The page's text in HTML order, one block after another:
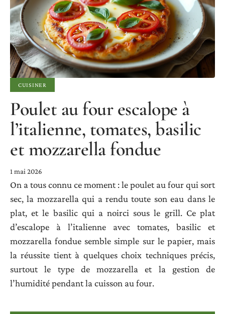
CUISINER
Poulet au four escalope à
l’italienne, tomates, basilic
et mozzarella fondue
1 mai 2026
On a tous connu ce moment : le poulet au four qui sort
sec, la mozzarella qui a rendu toute son eau dans le
plat, et le basilic qui a noirci sous le grill. Ce plat
d’escalope à l’italienne avec tomates, basilic et
mozzarella fondue semble simple sur le papier, mais
la réussite tient à quelques choix techniques précis,
surtout le type de mozzarella et la gestion de
l’humidité pendant la cuisson au four.